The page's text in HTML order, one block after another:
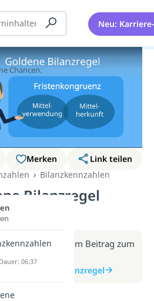
Neu:
Merken
Link teilen
Bilanzkennzahlen
Bilanzregel
Infos erhältst du im Beitrag zum
Goldene Bilanzregel
Chancen.
06:37